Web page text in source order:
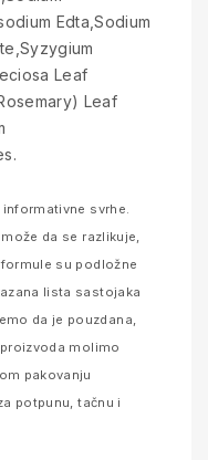
Edta,Sodium
Leaf
Leaf
svrhe.
da se razlikuje,
su podložne
lista sastojaka
da je pouzdana,
molimo
pakovanju
potpunu, tačnu i